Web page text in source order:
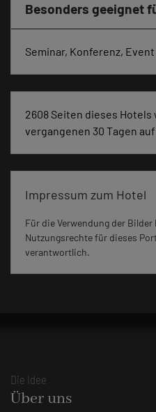
Besonders geeignet
Seminar, Konferenz, Event
2608 Seiten dieses Hotels
vergangenen 30 Tagen
Impressum zum Hotel
Für die Verwendung der
Nutzungsrechte für dieses
verantwortlich.
Die Idee
Über uns